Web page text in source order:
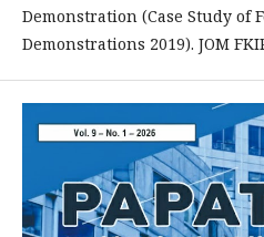
Demonstration (Case Study of
Demonstrations 2019). JOM